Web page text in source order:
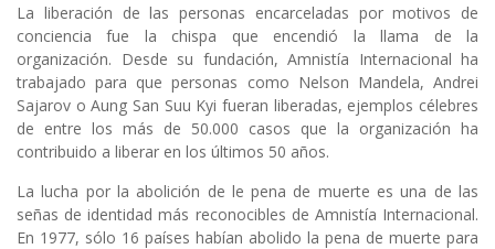
La liberación de las personas encarceladas por motivos de
conciencia fue la chispa que encendió la llama de la
organización. Desde su fundación, Amnistía Internacional ha
trabajado para que personas como Nelson Mandela, Andrei
Sajarov o Aung San Suu Kyi fueran liberadas, ejemplos célebres
de entre los más de 50.000 casos que la organización ha
contribuido a liberar en los últimos 50 años.
La lucha por la abolición de le pena de muerte es una de las
señas de identidad más reconocibles de Amnistía Internacional.
En 1977, sólo 16 países habían abolido la pena de muerte para